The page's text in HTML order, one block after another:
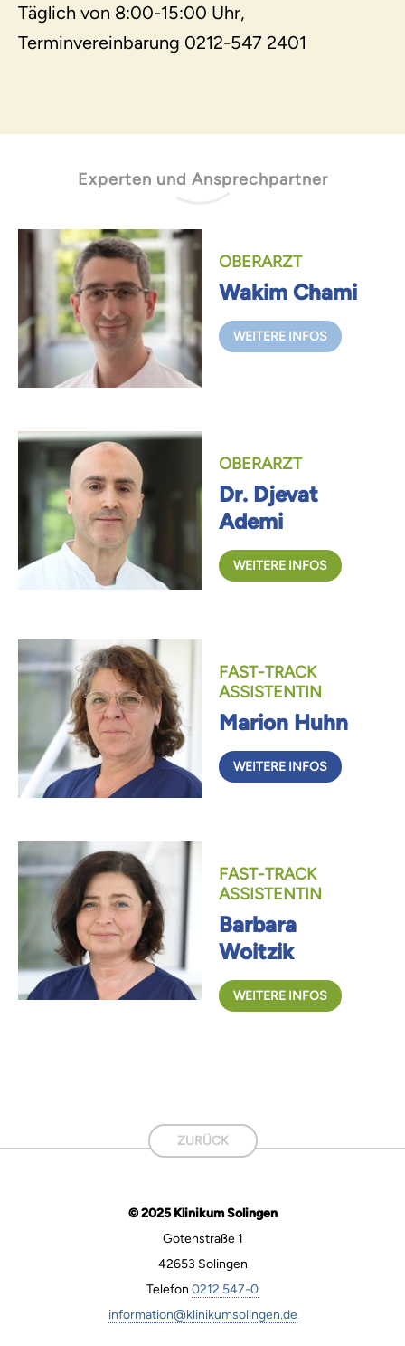
Täglich von 8:00-15:00 Uhr,
Terminvereinbarung 0212-547 2401
Experten und Ansprechpartner
OBERARZT
Wakim Chami
WEITERE INFOS
OBERARZT
Dr. Djevat
Ademi
WEITERE INFOS
FAST-TRACK
ASSISTENTIN
Marion Huhn
WEITERE INFOS
FAST-TRACK
ASSISTENTIN
Barbara
Woitzik
WEITERE INFOS
ZURÜCK
© 2025 Klinikum Solingen
Gotenstraße 1
42653 Solingen
Telefon 0212 547-0
information@klinikumsolingen.de